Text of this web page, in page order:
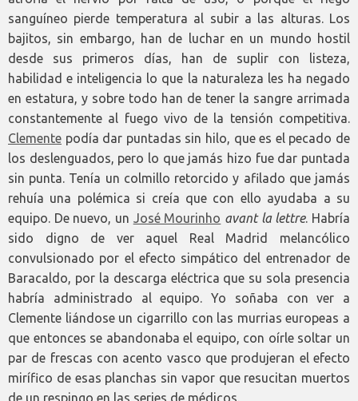
sanguíneo pierde temperatura al subir a las alturas. Los
bajitos, sin embargo, han de luchar en un mundo hostil
desde sus primeros días, han de suplir con listeza,
habilidad e inteligencia lo que la naturaleza les ha negado
en estatura, y sobre todo han de tener la sangre arrimada
constantemente al fuego vivo de la tensión competitiva.
Clemente podía dar puntadas sin hilo, que es el pecado de
los deslenguados, pero lo que jamás hizo fue dar puntada
sin punta. Tenía un colmillo retorcido y afilado que jamás
rehuía una polémica si creía que con ello ayudaba a su
equipo. De nuevo, un José Mourinho avant la lettre. Habría
sido digno de ver aquel Real Madrid melancólico
convulsionado por el efecto simpático del entrenador de
Baracaldo, por la descarga eléctrica que su sola presencia
habría administrado al equipo. Yo soñaba con ver a
Clemente liándose un cigarrillo con las murrias europeas a
que entonces se abandonaba el equipo, con oírle soltar un
par de frescas con acento vasco que produjeran el efecto
mirífico de esas planchas sin vapor que resucitan muertos
de un respingo en las series de médicos.